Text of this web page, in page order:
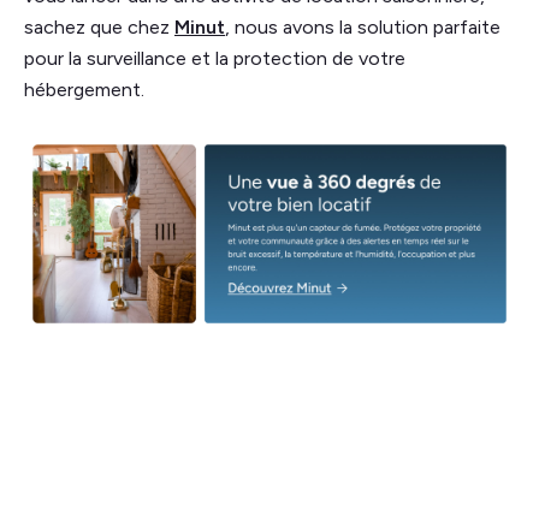
sachez que chez Minut , nous avons la solution parfaite
pour la surveillance et la protection de votre
hébergement.